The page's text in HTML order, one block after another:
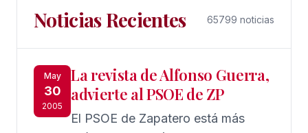
Noticias Recientes 65799 noticias
May
30
2005
La revista de Alfonso Guerra,
advierte al PSOE de ZP
El PSOE de Zapatero está más